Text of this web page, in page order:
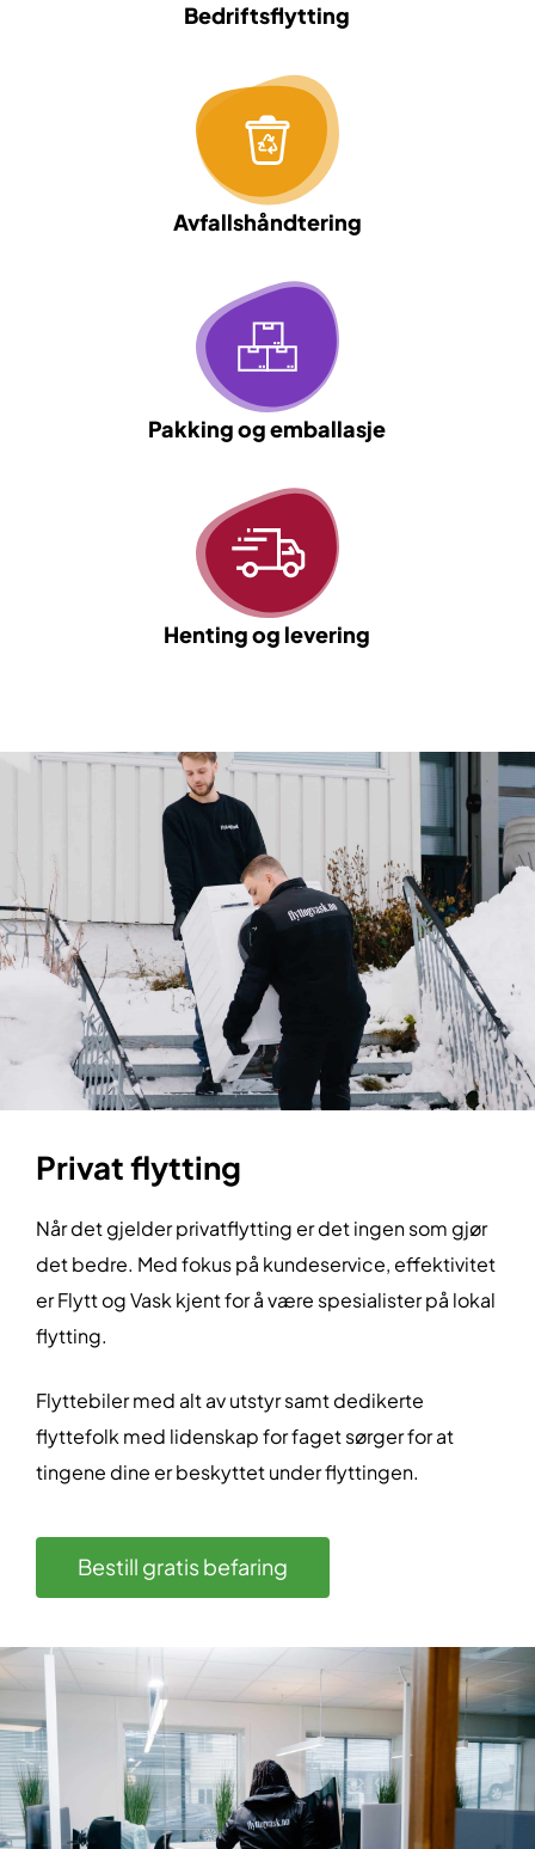
Bedriftsflytting
Avfallshåndtering
Pakking og emballasje
Henting og levering
Privat flytting
Når det gjelder privatflytting er det ingen som gjør
det bedre. Med fokus på kundeservice, effektivitet
er Flytt og Vask kjent for å være spesialister på lokal
flytting.
Flyttebiler med alt av utstyr samt dedikerte
flyttefolk med lidenskap for faget sørger for at
tingene dine er beskyttet under flyttingen.
Bestill gratis befaring